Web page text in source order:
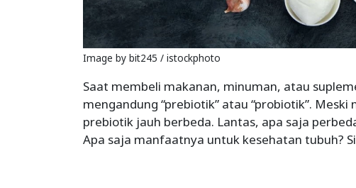
Image by bit245 / istockphoto
Saat membeli makanan, minuman, atau
mengandung “prebiotik” atau “probiotik”.
prebiotik jauh berbeda. Lantas, apa saja
Apa saja manfaatnya untuk kesehatan tubuh?